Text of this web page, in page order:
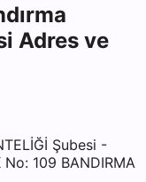
Adres ve
Şubesi -
No: 109 BANDIRMA